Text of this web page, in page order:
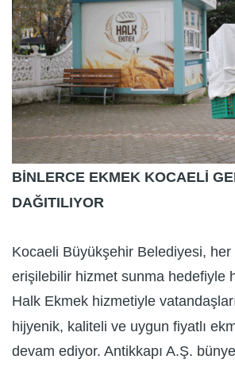
BİNLERCE EKMEK KOCAELİ
DAĞITILIYOR
Kocaeli Büyükşehir Belediyesi,
erişilebilir hizmet sunma hedefiyle
Halk Ekmek hizmetiyle
hijyenik, kaliteli ve uygun fiyatlı
devam ediyor. Antikkapı A.Ş.